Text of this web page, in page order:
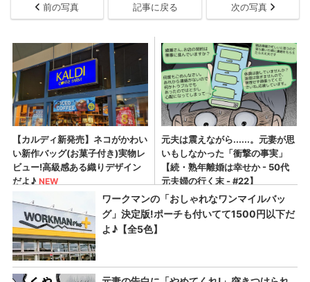
前の写真 記事に戻る 次の写真